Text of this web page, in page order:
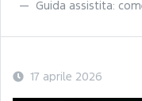
Guida assistita:
17 aprile 2026